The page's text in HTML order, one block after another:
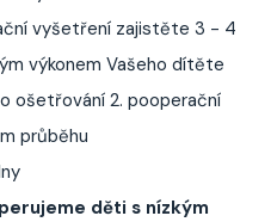
vyšetření zajistěte 3 - 4
výkonem Vašeho dítěte
ošetřování 2. pooperační
průběhu
děti s nízkým